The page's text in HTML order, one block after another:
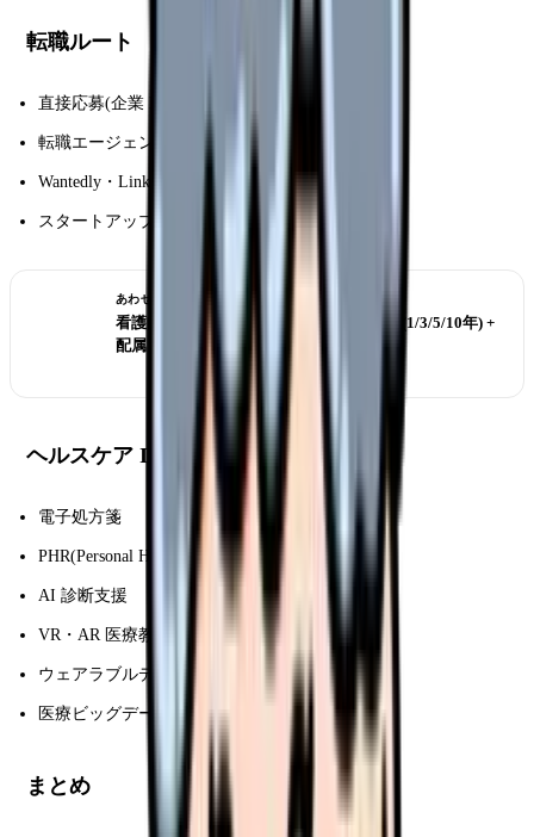
転職ルート
直接応募(企業 HP)
転職エージェント(IT 系)
Wantedly・LinkedIn
スタートアップイベント
あわせて読みたい
看護師のブランク復職 完全ハブ｜年限別 (1/3/5/10年) +
配属 + メンタル + プログラム
ヘルスケア IT のトレンド
電子処方箋
PHR(Personal Health Record)
AI 診断支援
VR・AR 医療教育
ウェアラブルデバイス連携
医療ビッグデータ
まとめ